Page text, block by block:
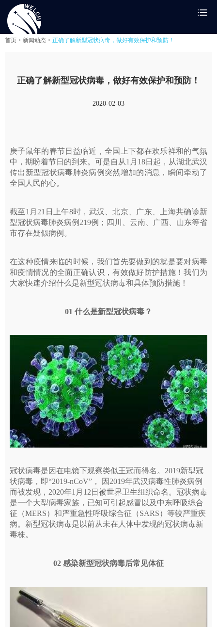
首页 > 新闻动态 > 正确了解新型冠状病毒，做好有效保护和预防！
正确了解新型冠状病毒，做好有效保护和预防！
2020-02-03
庚子鼠年的春节日益临近，全国上下都在欢乐祥和的气氛
中，期盼着节日的到来。可是自从1月18日起，从湖北武汉
传出新型冠状病毒肺炎病例突然增加的消息，瞬间牵动了
全国人民的心。
截至1月21日上午8时，武汉、北京、广东、上海共确诊新
型冠状病毒肺炎病例219例；四川、云南、广西、山东等省
市存在疑似病例。
在这种疫情来临的时候，我们首先要做到的就是要对病毒
和疫情情况的全面正确认识，有效做好防护措施！我们为
大家快速介绍什么是新型冠状病毒和具体预防措施！
01 什么是新型冠状病毒？
冠状病毒是因在电镜下观察类似王冠而得名。2019新型冠
状病毒，即“2019-nCoV”， 因2019年武汉病毒性肺炎病例
而被发现，2020年1月12日被世界卫生组织命名。冠状病毒
是一个大型病毒家族，已知可引起感冒以及中东呼吸综合
征（MERS）和严重急性呼吸综合征（SARS）等较严重疾
病。新型冠状病毒是以前从未在人体中发现的冠状病毒新
毒株。
02 感染新型冠状病毒后常见体征